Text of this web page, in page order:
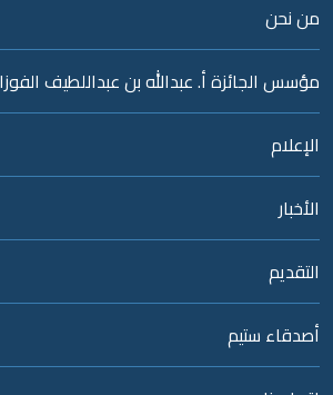
نحن
الجائزة أ. عبدالله بن عبداللطيف الفوزان
ستيم